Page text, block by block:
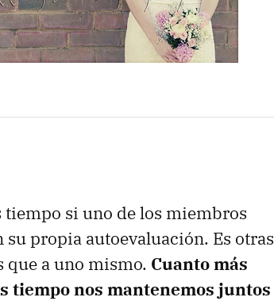
tiempo si uno de los miembros
propia autoevaluación. Es otras
que a uno mismo. Cuanto más
tiempo nos mantenemos juntos